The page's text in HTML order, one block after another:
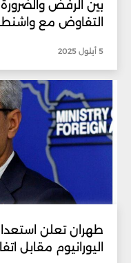
بين الرفض
التفاوض مع
5 أيلول 2025
طهران تعلن
اليورانيوم مقابل